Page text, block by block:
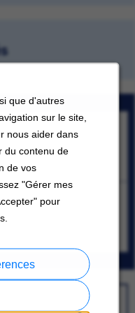
que d'autres
sur le site,
nous aider dans
du contenu de
de vos
"Gérer mes
pour